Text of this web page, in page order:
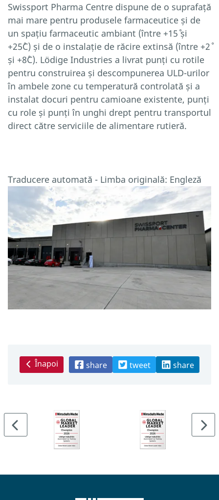
Swissport Pharma Centre dispune de o suprafață
mai mare pentru produsele farmaceutice și de
un spațiu farmaceutic ambiant (între +15˚ și
+25˚C) și de o instalație de răcire extinsă (între +2˚
și +8˚C). Lödige Industries a livrat punți cu rotile
pentru construirea și descompunerea ULD-urilor
în ambele zone cu temperatură controlată și a
instalat docuri pentru camioane existente, punți
cu role și punți în unghi drept pentru transportul
direct către serviciile de alimentare rutieră.
Traducere automată - Limba originală: Engleză
Înapoi share tweet share